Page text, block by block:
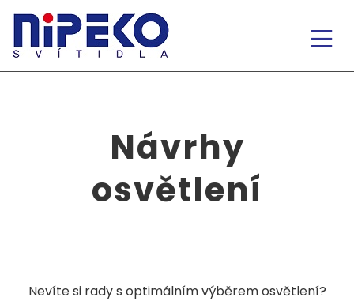
Návrhy
osvětlení
Nevíte si rady s optimálním výběrem osvětlení?